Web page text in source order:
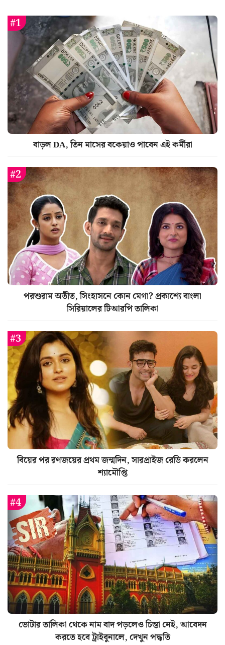
বাড়ল DA, তিন মাসের বকেয়াও পাবেন এই কর্মীরা
পরশুরাম অতীত, সিংহাসনে কোন মেগা? প্রকাশ্যে বাংলা
সিরিয়ালের টিআরপি তালিকা
বিয়ের পর রণজয়ের প্রথম জন্মদিন, সারপ্রাইজ রেডি করলেন
শ্যামৌপ্তি
ভোটার তালিকা থেকে নাম বাদ পড়লেও চিন্তা নেই, আবেদন
করতে হবে ট্রাইবুনালে, দেখুন পদ্ধতি